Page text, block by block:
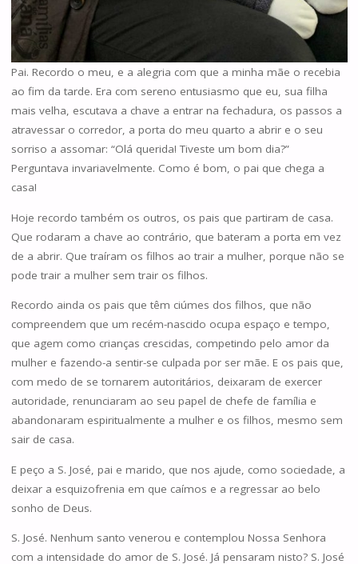
Pai. Recordo o meu, e a alegria com que a minha mãe o recebia
ao fim da tarde. Era com sereno entusiasmo que eu, sua filha
mais velha, escutava a chave a entrar na fechadura, os passos a
atravessar o corredor, a porta do meu quarto a abrir e o seu
sorriso a assomar: “Olá querida! Tiveste um bom dia?”
Perguntava invariavelmente. Como é bom, o pai que chega a
casa!
Hoje recordo também os outros, os pais que partiram de casa.
Que rodaram a chave ao contrário, que bateram a porta em vez
de a abrir. Que traíram os filhos ao trair a mulher, porque não se
pode trair a mulher sem trair os filhos.
Recordo ainda os pais que têm ciúmes dos filhos, que não
compreendem que um recém-nascido ocupa espaço e tempo,
que agem como crianças crescidas, competindo pelo amor da
mulher e fazendo-a sentir-se culpada por ser mãe. E os pais que,
com medo de se tornarem autoritários, deixaram de exercer
autoridade, renunciaram ao seu papel de chefe de família e
abandonaram espiritualmente a mulher e os filhos, mesmo sem
sair de casa.
E peço a S. José, pai e marido, que nos ajude, como sociedade, a
deixar a esquizofrenia em que caímos e a regressar ao belo
sonho de Deus.
S. José. Nenhum santo venerou e contemplou Nossa Senhora
com a intensidade do amor de S. José. Já pensaram nisto? S. José